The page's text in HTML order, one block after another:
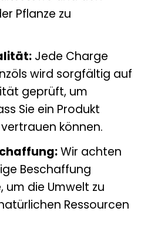
Pflanze zu
Jede Charge
wird sorgfältig auf
geprüft, um
Sie ein Produkt
können.
Wir achten
Beschaffung
um die Umwelt zu
Ressourcen